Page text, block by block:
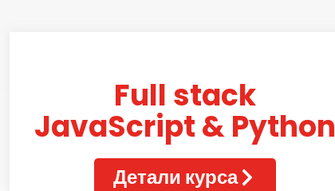
Full stack
JavaScript & Python
Детали курса